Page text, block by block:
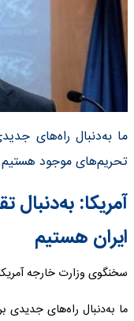
ما به‌دنبال راه‌های
تحریم‌های موجود
آمریکا:
ایران هستیم
سخنگوی وزارت خارجه
ما به‌دنبال راه‌های جدیدی